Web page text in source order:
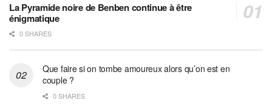
La Pyramide noire de Benben continue à être
énigmatique
0 SHARES
Que faire si on tombe amoureux alors qu’on est en
couple ?
0 SHARES